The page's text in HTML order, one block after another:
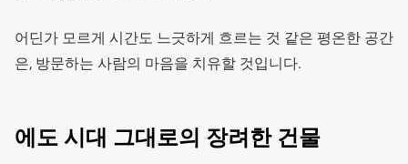
어딘가 모르게 시간도 느긋하게 흐르는 것 같은 평온한 공간
은, 방문하는 사람의 마음을 치유할 것입니다.
에도 시대 그대로의 장려한 건물